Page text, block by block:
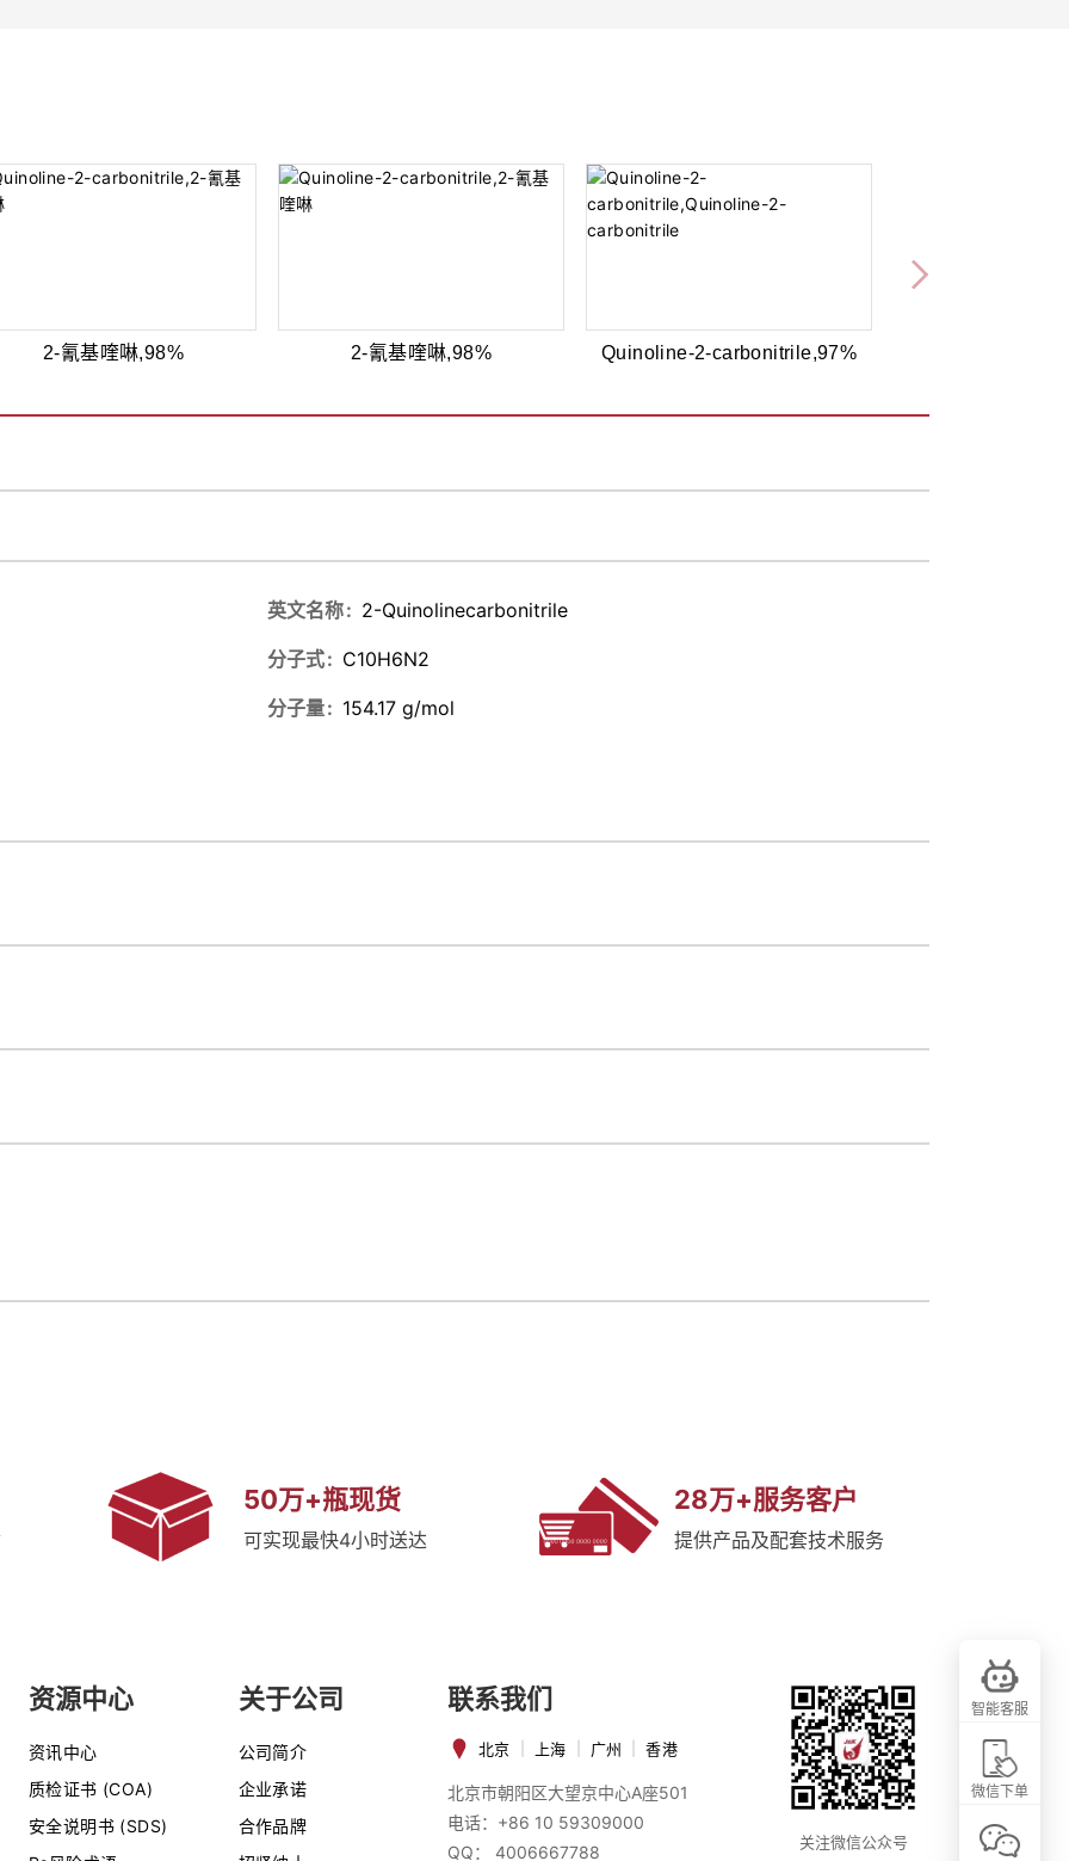
2-氰基喹啉,98% 2-氰基喹啉,98% Quinoline-2-carbonitrile,97%
英文名称 2-Quinolinecarbonitrile
分子式 C10H6N2
分子量 154.17 g/mol
50万+瓶现货
可实现最快4小时送达
28万+服务客户
提供产品及配套技术服务
资源中心
资讯中心
质检证书 (COA)
安全说明书 (SDS)
关于公司
公司简介
企业承诺
合作品牌
联系我们
北京 上海 广州 香港
北京市朝阳区大望京中心A座501
电话：+86 10 59309000
QQ： 4006667788
关注微信公众号
智能客服
微信下单